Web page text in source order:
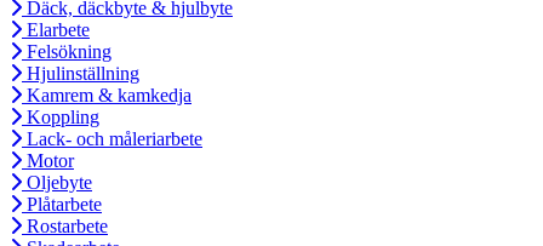
Däck, däckbyte & hjulbyte
Elarbete
Felsökning
Hjulinställning
Kamrem & kamkedja
Koppling
Lack- och måleriarbete
Motor
Oljebyte
Plåtarbete
Rostarbete